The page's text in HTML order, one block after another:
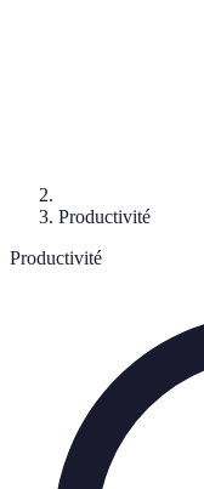
Productivité
Productivité